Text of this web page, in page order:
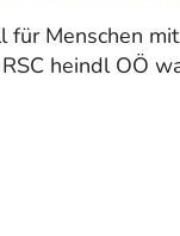
Menschen
heindl OÖ